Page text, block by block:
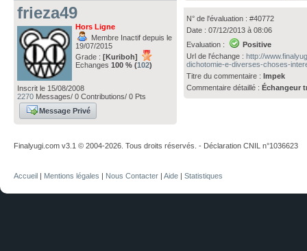
frieza49
Hors Ligne
Membre Inactif depuis le
19/07/2015
Grade : [Kuriboh]
Echanges 100 % (102)
Inscrit le 15/08/2008
2270 Messages/ 0 Contributions/ 0 Pts
Message Privé
N° de l'évaluation : #40772
Date : 07/12/2013 à 08:06
Evaluation :
Positive
Url de l'échange :http://
dichotomie-e-diverses-choses-
Titre du commentaire :Impek
Commentaire détaillé :Échangeur
Finalyugi.com v3.1 © 2004-2026. Tous droits réservés. - Déclaration CNIL n°1036623
Accueil | Mentions légales | Nous Contacter | Aide | Statistiques